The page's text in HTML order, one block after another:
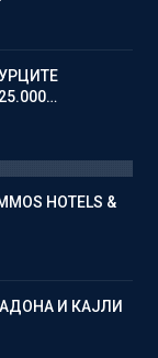
HOTELS &
И КАЈЛИ